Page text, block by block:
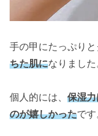
手の甲にたっぷりと
ちた肌になりました
個人的には、 保湿
のが嬉しかったです